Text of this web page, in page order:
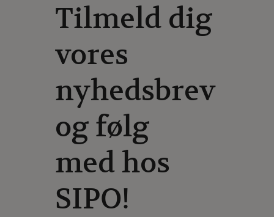
Tilmeld dig
vores
nyhedsbrev
og følg
med hos
SIPO!